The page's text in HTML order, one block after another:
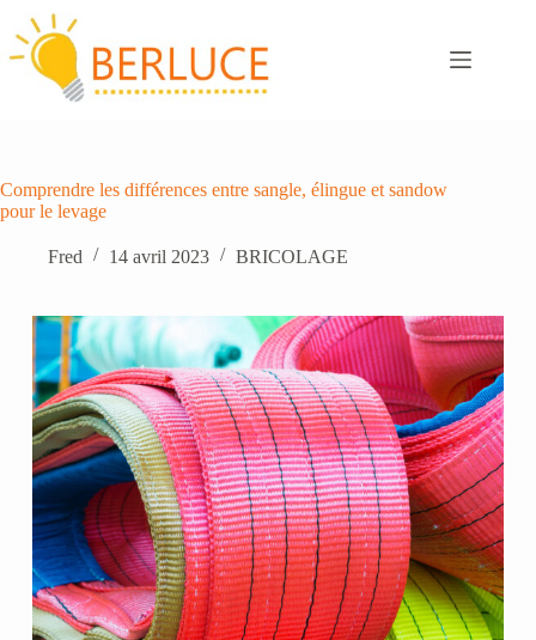
au
contenu
Comprendre les différences entre sangle, élingue et sandow
pour le levage
Fred 14 avril 2023 BRICOLAGE